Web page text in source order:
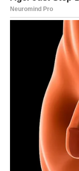
Nije svaka bitka
Vaše srce još
ste nastavili dalje,
vas zabole.
Ali zvijezde
Istina koju
Ne morate